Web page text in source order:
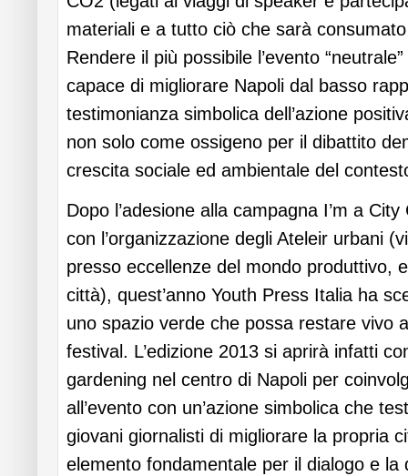
materiali e a tutto ciò che sarà
Rendere il più possibile l’evento
capace di migliorare Napoli dal basso
testimonianza simbolica dell’azione
non solo come ossigeno per il dibattito
crescita sociale ed ambientale del
Dopo l’adesione alla campagna I’m a
con l’organizzazione degli Ateleir urbani
presso eccellenze del mondo produttivo,
città), quest’anno Youth Press Italia ha
uno spazio verde che possa restare vivo
festival. L’edizione 2013 si aprirà infatti
gardening nel centro di Napoli per
all’evento con un’azione simbolica che
giovani giornalisti di migliorare la propria
elemento fondamentale per il dialogo e